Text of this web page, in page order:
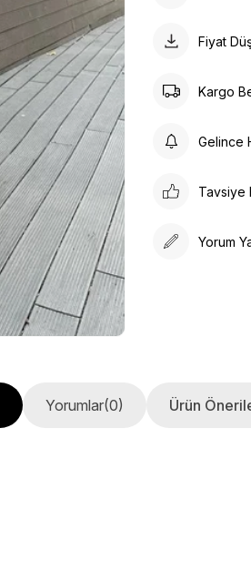
Fiyat
Kargo
Gelince
Tavsiye
Yorum
Yorumlar(0) Ürün